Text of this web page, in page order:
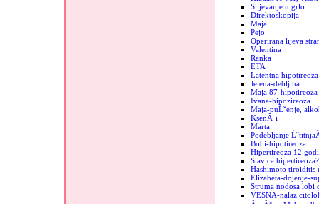
Slijevanje u grlo
Direktoskopija
Maja
Pejo
Operirana lijeva
Valentina
Ranka
ETA
Latentna
Jelena-debljina
Maja 87-hipotireoza
Ivana-hipozireoza
Maja-puĹˇenje,
KsenĂ¨i
Marta
Podebljanje
Bobi-hipotireoza
Hipertireoza 12
Slavica hipertireoza?
Hashimoto tiroiditis
Elizabeta-dojenje-
Struma nodosa lobi
VESNA-nalaz